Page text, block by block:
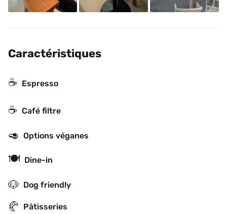
Caractéristiques
☕ Espresso
☕️ Café filtre
🥑 Options véganes
🍽 Dine-in
🐶 Dog friendly
🥐 Pâtisseries